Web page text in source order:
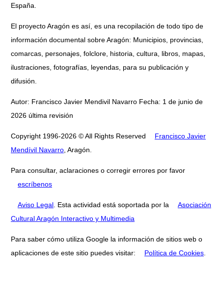
España.
El proyecto Aragón es así, es una recopilación de todo tipo de
información documental sobre Aragón: Municipios, provincias,
comarcas, personajes, folclore, historia, cultura, libros, mapas,
ilustraciones, fotografías, leyendas, para su publicación y
difusión.
Autor: Francisco Javier Mendivil Navarro Fecha: 1 de junio de
2026 última revisión
Copyright 1996-2026 © All Rights Reserved
Francisco Javier
Mendívil Navarro , Aragón.
Para consultar, aclaraciones o corregir errores por favor
escríbenos
Aviso Legal . Esta actividad está soportada por la
Asociación
Cultural Aragón Interactivo y Multimedia
Para saber cómo utiliza Google la información de sitios web o
aplicaciones de este sitio puedes visitar:
Política de Cookies